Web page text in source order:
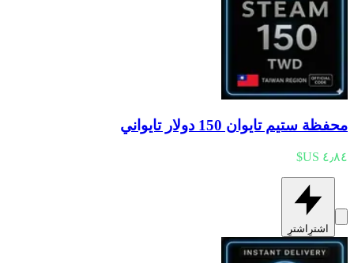
محفظة ستيم تايوان 150 دولار تايواني
اشترِ اشترِ